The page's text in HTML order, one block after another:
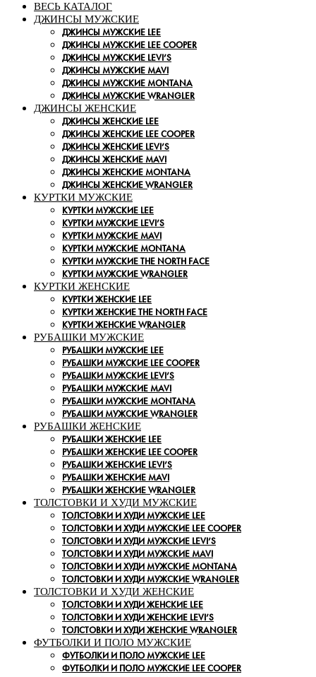
ВЕСЬ КАТАЛОГ
ДЖИНСЫ МУЖСКИЕ
ДЖИНСЫ МУЖСКИЕ LEE
ДЖИНСЫ МУЖСКИЕ LEE COOPER
ДЖИНСЫ МУЖСКИЕ LEVI’S
ДЖИНСЫ МУЖСКИЕ MAVI
ДЖИНСЫ МУЖСКИЕ MONTANA
ДЖИНСЫ МУЖСКИЕ WRANGLER
ДЖИНСЫ ЖЕНСКИЕ
ДЖИНСЫ ЖЕНСКИЕ LEE
ДЖИНСЫ ЖЕНСКИЕ LEE COOPER
ДЖИНСЫ ЖЕНСКИЕ LEVI’S
ДЖИНСЫ ЖЕНСКИЕ MAVI
ДЖИНСЫ ЖЕНСКИЕ MONTANA
ДЖИНСЫ ЖЕНСКИЕ WRANGLER
КУРТКИ МУЖСКИЕ
КУРТКИ МУЖСКИЕ LEE
КУРТКИ МУЖСКИЕ LEVI’S
КУРТКИ МУЖСКИЕ MAVI
КУРТКИ МУЖСКИЕ MONTANA
КУРТКИ МУЖСКИЕ THE NORTH FACE
КУРТКИ МУЖСКИЕ WRANGLER
КУРТКИ ЖЕНСКИЕ
КУРТКИ ЖЕНСКИЕ LEE
КУРТКИ ЖЕНСКИЕ THE NORTH FACE
КУРТКИ ЖЕНСКИЕ WRANGLER
РУБАШКИ МУЖСКИЕ
РУБАШКИ МУЖСКИЕ LEE
РУБАШКИ МУЖСКИЕ LEE COOPER
РУБАШКИ МУЖСКИЕ LEVI’S
РУБАШКИ МУЖСКИЕ MAVI
РУБАШКИ МУЖСКИЕ MONTANA
РУБАШКИ МУЖСКИЕ WRANGLER
РУБАШКИ ЖЕНСКИЕ
РУБАШКИ ЖЕНСКИЕ LEE
РУБАШКИ ЖЕНСКИЕ LEE COOPER
РУБАШКИ ЖЕНСКИЕ LEVI’S
РУБАШКИ ЖЕНСКИЕ MAVI
РУБАШКИ ЖЕНСКИЕ WRANGLER
ТОЛСТОВКИ И ХУДИ МУЖСКИЕ
ТОЛСТОВКИ И ХУДИ МУЖСКИЕ LEE
ТОЛСТОВКИ И ХУДИ МУЖСКИЕ LEE COOPER
ТОЛСТОВКИ И ХУДИ МУЖСКИЕ LEVI’S
ТОЛСТОВКИ И ХУДИ МУЖСКИЕ MAVI
ТОЛСТОВКИ И ХУДИ МУЖСКИЕ MONTANA
ТОЛСТОВКИ И ХУДИ МУЖСКИЕ WRANGLER
ТОЛСТОВКИ И ХУДИ ЖЕНСКИЕ
ТОЛСТОВКИ И ХУДИ ЖЕНСКИЕ LEE
ТОЛСТОВКИ И ХУДИ ЖЕНСКИЕ LEVI’S
ТОЛСТОВКИ И ХУДИ ЖЕНСКИЕ WRANGLER
ФУТБОЛКИ И ПОЛО МУЖСКИЕ
ФУТБОЛКИ И ПОЛО МУЖСКИЕ LEE
ФУТБОЛКИ И ПОЛО МУЖСКИЕ LEE COOPER